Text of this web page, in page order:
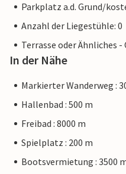
Parkplatz a.d. Grund/
Anzahl der Liegestühle: 0
Terrasse oder Ähnliches -
In der Nähe
Markierter Wanderweg :
Hallenbad : 500 m
Freibad : 8000 m
Spielplatz : 200 m
Bootsvermietung : 3500